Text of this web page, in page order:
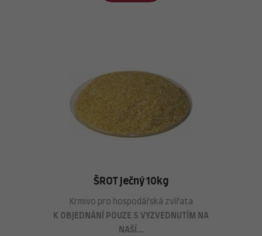
ŠROT Ječný 10kg
Krmivo pro hospodářská zvířata
K OBJEDNÁNÍ
POUZE S VYZVEDNUTÍM NA
NAŠÍ...